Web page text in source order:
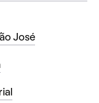
José